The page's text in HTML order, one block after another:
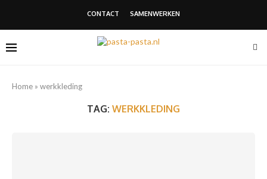
CONTACT SAMENWERKEN
Home » werkkleding
TAG: WERKKLEDING